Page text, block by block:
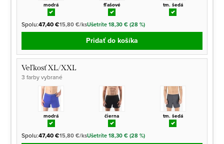
modrá fľašové tm. šedá
Spolu:47,40 €15,80 €/ksUšetríte 18,30 € (28 %)
Pridať do košíka
Veľkosť XL/XXL
3 farby vybrané
modrá čierna tm. šedá
Spolu:47,40 €15,80 €/ksUšetríte 18,30 € (28 %)